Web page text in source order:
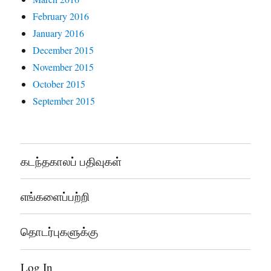
February 2016
January 2016
December 2015
November 2015
October 2015
September 2015
கடந்தகாலப் பதிவுகள்
எங்களைப்பற்றி
தொடர்புகளுக்கு
Log In